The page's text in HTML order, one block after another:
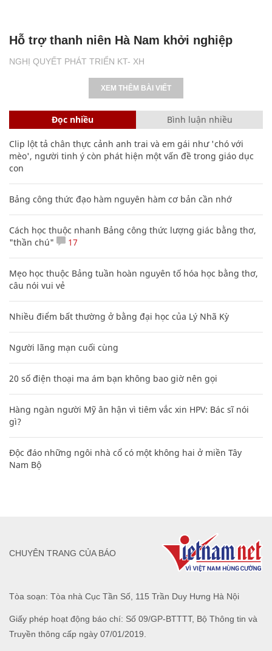
NGHỊ QUYẾT PHÁT TRIỂN KT- XH
Hỗ trợ thanh niên Hà Nam khởi nghiệp
XEM THÊM BÀI VIẾT
Đọc nhiều Bình luận nhiều
Clip lột tả chân thực cảnh anh trai và em gái như 'chó với
mèo', người tinh ý còn phát hiện một vấn đề trong giáo dục
con
Bảng công thức đạo hàm nguyên hàm cơ bản cần nhớ
Cách học thuộc nhanh Bảng công thức lượng giác bằng thơ,
"thần chú"
17
Mẹo học thuộc Bảng tuần hoàn nguyên tố hóa học bằng thơ,
câu nói vui vẻ
Nhiều điểm bất thường ở bằng đại học của Lý Nhã Kỳ
Người lãng mạn cuối cùng
20 số điện thoại ma ám bạn không bao giờ nên gọi
Hàng ngàn người Mỹ ân hận vì tiêm vắc xin HPV: Bác sĩ nói
gì?
Độc đáo những ngôi nhà cổ có một không hai ở miền Tây
Nam Bộ
Tòa soạn: Tòa nhà Cục Tần Số, 115 Trần Duy Hưng Hà Nội
Giấy phép hoạt động báo chí: Số 09/GP-BTTTT, Bộ Thông tin và
Truyền thông cấp ngày 07/01/2019.
CHUYÊN TRANG CỦA BÁO